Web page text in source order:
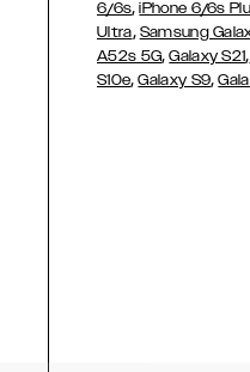
6/6s,iPhone 6/6s
Ultra, Samsung
A52s 5G,Galaxy S21,
S10e,Galaxy S9,